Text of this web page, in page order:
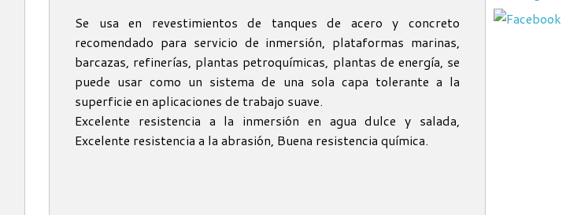
Se usa en revestimientos de tanques de acero y concreto
recomendado para servicio de inmersión, plataformas marinas,
barcazas, refinerías, plantas petroquímicas, plantas de energía, se
puede usar como un sistema de una sola capa tolerante a la
superficie en aplicaciones de trabajo suave.
Excelente resistencia a la inmersión en agua dulce y salada,
Excelente resistencia a la abrasión, Buena resistencia química.